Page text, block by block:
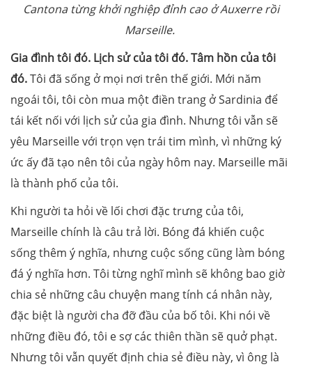
Cantona từng khởi nghiệp đỉnh cao ở Auxerre rồi
Marseille.
Gia đình tôi đó. Lịch sử của tôi đó. Tâm hồn của tôi
đó.Tôi đã sống ở mọi nơi trên thế giới. Mới năm
ngoái tôi, tôi còn mua một điền trang ở Sardinia để
tái kết nối với lịch sử của gia đình. Nhưng tôi vẫn sẽ
yêu Marseille với trọn vẹn trái tim mình, vì những ký
ức ấy đã tạo nên tôi của ngày hôm nay. Marseille mãi
là thành phố của tôi.
Khi người ta hỏi về lối chơi đặc trưng của tôi,
Marseille chính là câu trả lời. Bóng đá khiến cuộc
sống thêm ý nghĩa, nhưng cuộc sống cũng làm bóng
đá ý nghĩa hơn. Tôi từng nghĩ mình sẽ không bao giờ
chia sẻ những câu chuyện mang tính cá nhân này,
đặc biệt là người cha đỡ đầu của bố tôi. Khi nói về
những điều đó, tôi e sợ các thiên thần sẽ quở phạt.
Nhưng tôi vẫn quyết định chia sẻ điều này, vì ông là